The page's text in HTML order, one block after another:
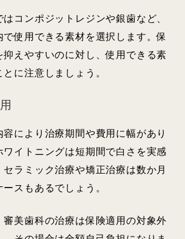
コンポジットレジンや銀歯など、
使用できる素材を選択します。保
抑えやすいのに対し、使用できる素
に注意しましょう。
により治療期間や費用に幅があり
ワイトニングは短期間で白さを実感
セラミック治療や矯正治療は数か月
スもあるでしょう。
審美歯科の治療は保険適用の対象外